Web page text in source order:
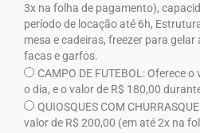
3x na folha de pagamento),
período de locação até 6h,
mesa e cadeiras, freezer para
facas e garfos.
CAMPO DE FUTEBOL: Oferece
o dia, e o valor de R$ 180,00
QUIOSQUES COM
valor de R$ 200,00 (em até 2x na